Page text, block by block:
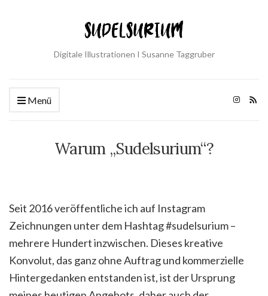
Digitale Illustrationen I Susanne Taggruber
Menü
Warum „Sudelsurium“?
Seit 2016 veröffentliche ich auf Instagram
Zeichnungen unter dem Hashtag #sudelsurium –
mehrere Hundert inzwischen. Dieses kreative
Konvolut, das ganz ohne Auftrag und kommerzielle
Hintergedanken entstanden ist, ist der Ursprung